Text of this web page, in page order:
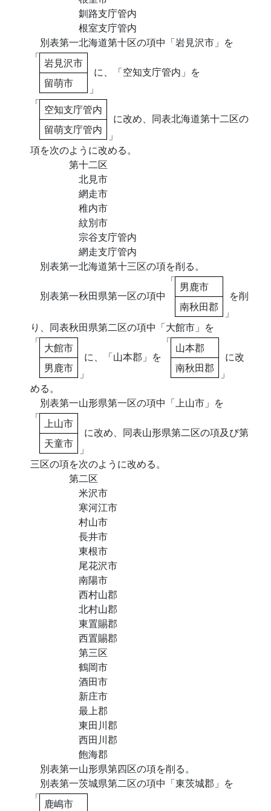
釧路支庁管内
根室支庁管内
別表第一北海道第十区の項中「岩見沢市」を
「 岩見沢市
留萌市
」
に、「空知支庁管内」を
「 空知支庁管内
留萌支庁管内
」
に改め、同表北海道第十二区の
項を次のように改める。
第十二区
北見市
網走市
稚内市
紋別市
宗谷支庁管内
網走支庁管内
別表第一北海道第十三区の項を削る。
別表第一秋田県第一区の項中
「 男鹿市
南秋田郡
」
を削
り、同表秋田県第二区の項中「大館市」を
「 大館市
男鹿市
」
に、「山本郡」を
「 山本郡
南秋田郡
」
に改
める。
別表第一山形県第一区の項中「上山市」を
「 上山市
天童市
」
に改め、同表山形県第二区の項及び第
三区の項を次のように改める。
第二区
米沢市
寒河江市
村山市
長井市
東根市
尾花沢市
南陽市
西村山郡
北村山郡
東置賜郡
西置賜郡
第三区
鶴岡市
酒田市
新庄市
最上郡
東田川郡
西田川郡
飽海郡
別表第一山形県第四区の項を削る。
別表第一茨城県第二区の項中「東茨城郡」を
「 鹿嶋市